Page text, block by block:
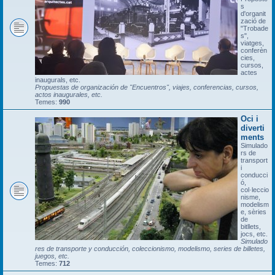
s
d'organit
zació de
"Trobade
s",
viatges,
conferèn
cies,
cursos,
actes
inaugurals, etc.
Propuestas de organización de "Encuentros", viajes, conferencias, cursos,
actos inaugurales, etc.
Temes: 990
Oci i
diverti
ments
Simulado
rs de
transport
i
conducci
ó,
col·leccio
nisme,
modelism
e, sèries
de
bitllets,
jocs, etc.
Simulado
res de transporte y conducción, coleccionismo, modelismo, series de billetes,
juegos, etc.
Temes: 712